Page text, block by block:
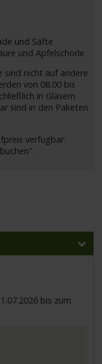
und Säfte
und Apfelschorle
sind nicht auf andere
von 08.00 bis
in Gläsern
sind in den Paketen
verfügbar.
bis zum